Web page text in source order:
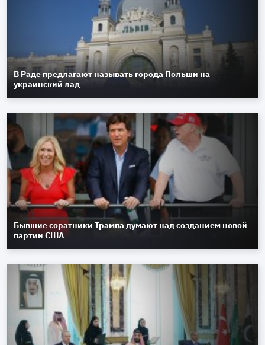
В Раде предлагают называть города Польши на
украинский лад
Бывшие соратники Трампа думают над созданием новой
партии США